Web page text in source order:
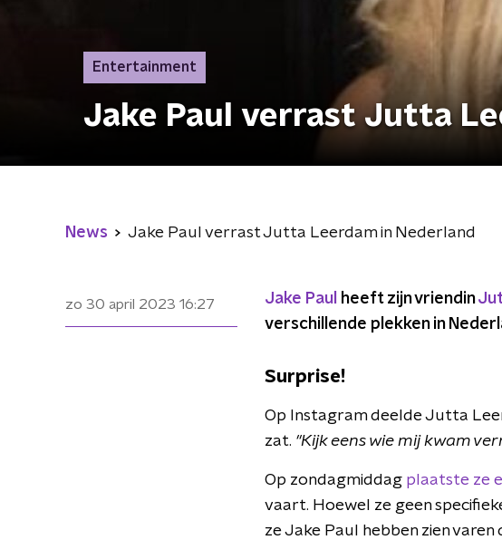
Entertainment
Jake Paul verrast Jutta
News Jake Paul verrast Jutta Leerdam in Nederland
zo 30 april 2023 16:27 Jake Paul heeft zijn vriendin
verschillende plekken in
Surprise!
Op Instagram deelde Jutta
zat. ''Kijk eens wie mij kwam
Op zondagmiddag plaatste ze
vaart. Hoewel ze geen
ze Jake Paul hebben zien